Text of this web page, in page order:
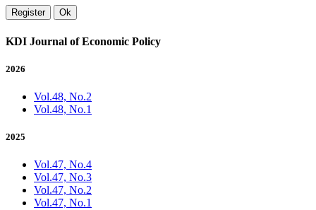
Register Ok
KDI Journal of Economic Policy
2026
Vol.48, No.2
Vol.48, No.1
2025
Vol.47, No.4
Vol.47, No.3
Vol.47, No.2
Vol.47, No.1